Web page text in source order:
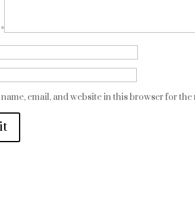
*
name, email, and website in this browser for